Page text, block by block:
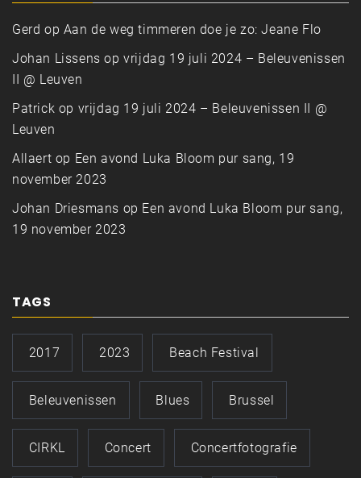
Gerd op Aan de weg timmeren doe je zo: Jeane Flo
Johan Lissens opvrijdag 19 juli 2024 – Beleuvenissen
II @ Leuven
Patrick op vrijdag 19 juli 2024 – Beleuvenissen II @
Leuven
Allaert op Een avond Luka Bloom pur sang, 19
november 2023
Johan Driesmans op Een avond Luka Bloom pur sang,
19 november 2023
TAGS
2017 2023 Beach Festival
Beleuvenissen Blues Brussel
CIRKL Concert Concertfotografie